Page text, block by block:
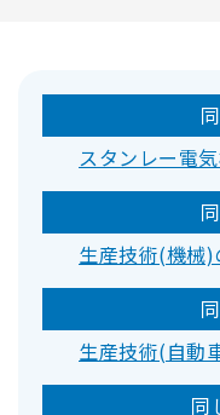
スタンレー電
生産技術(機械
生産技術(自動
同